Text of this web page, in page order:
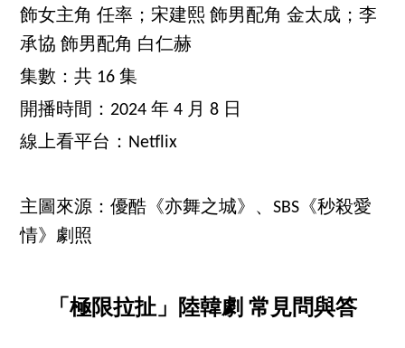
飾女主角 任率；宋建熙 飾男配角 金太成；李
承協 飾男配角 白仁赫
集數：共 16 集
開播時間：2024 年 4 月 8 日
線上看平台：Netflix
主圖來源：優酷《亦舞之城》、SBS《秒殺愛
情》劇照
「極限拉扯」陸韓劇 常見問與答